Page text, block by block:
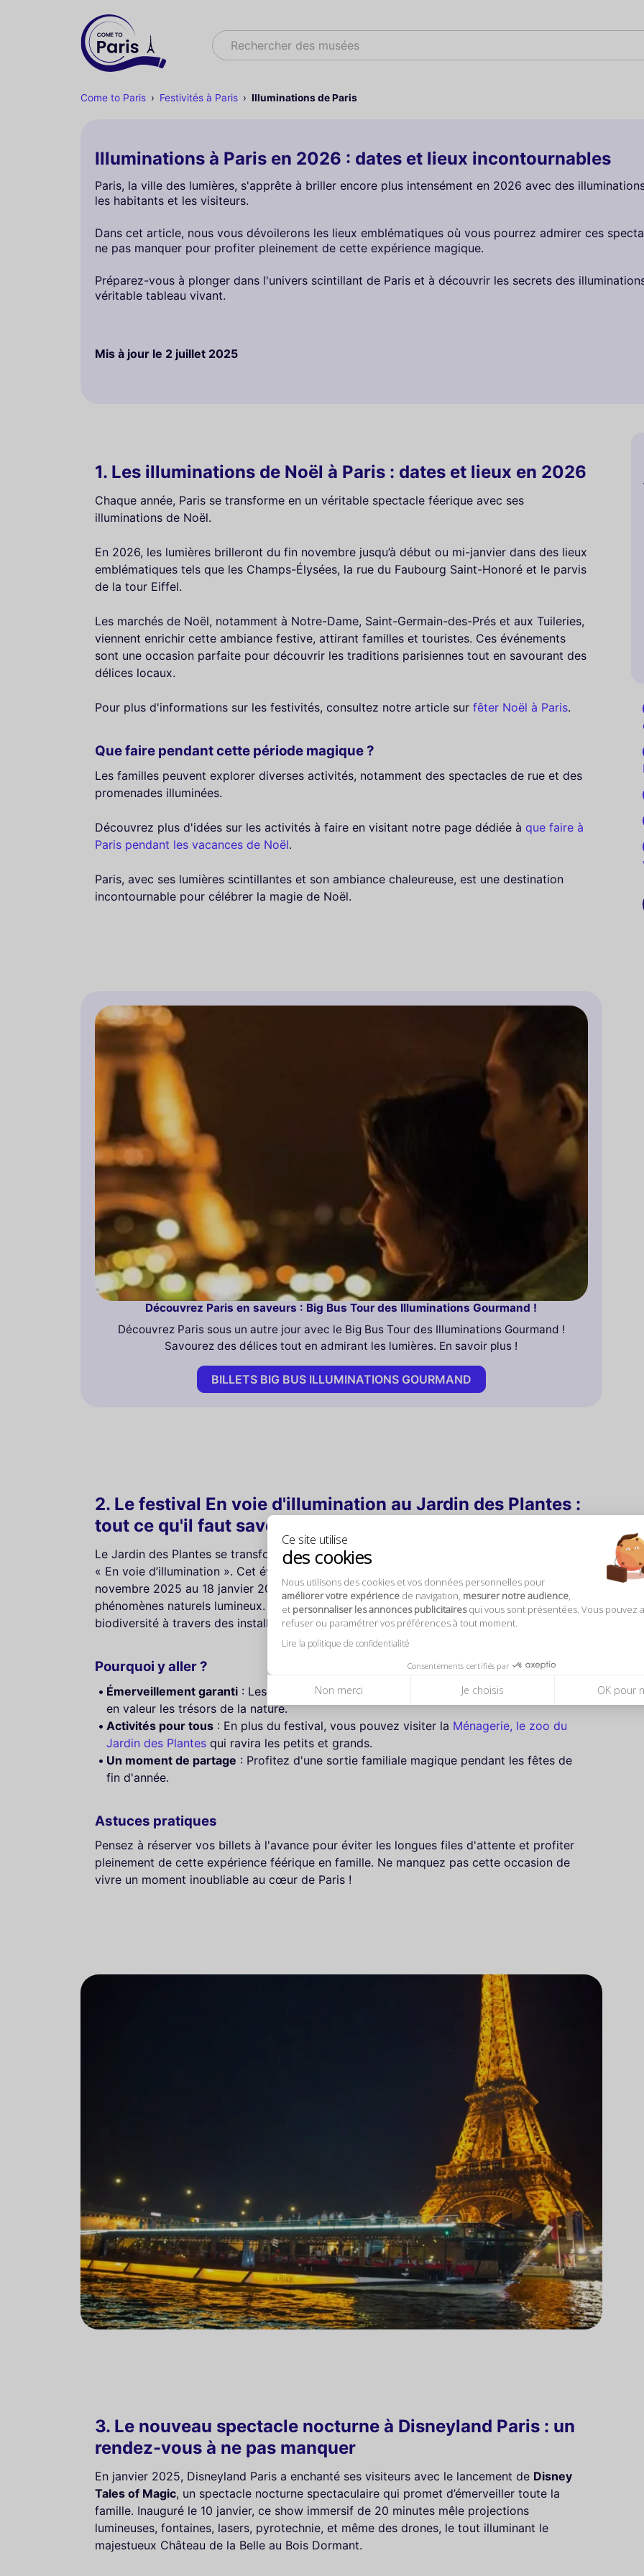
Ce site utilise
des cookies
Nous utilisons des cookies et vos données personnelles pour
améliorer votre expérience de navigation, mesurer notre audience,
et personnaliser les annonces publicitairesqui vous sont présentées. Vous pouvez
refuser ou paramétrer vos préférences à tout moment.
Lire la politique de confidentialité
Consentements certifiés par
Non merci Je choisis OK pour
Rechercher
Rechercher des musées
Come to Paris Festivités à Paris Illuminations de Paris
Illuminations à Paris en 2026 : dates et lieux incontournables
Paris, la ville des lumières, s'apprête à briller encore plus intensément en 2026 avec des
les habitants et les visiteurs.
Dans cet article, nous vous dévoilerons les lieux emblématiques où vous pourrez admirer ces
ne pas manquer pour profiter pleinement de cette expérience magique.
Préparez-vous à plonger dans l'univers scintillant de Paris et à découvrir les secrets des
véritable tableau vivant.
Mis à jour le 2 juillet 2025
1. Les illuminations de Noël à Paris : dates et lieux en 2026
Chaque année, Paris se transforme en un véritable spectacle féerique avec ses
illuminations de Noël.
En 2026, les lumières brilleront du fin novembre jusqu’à début ou mi-janvier dans des lieux
emblématiques tels que les Champs-Élysées, la rue du Faubourg Saint-Honoré et le parvis
de la tour Eiffel.
Les marchés de Noël, notamment à Notre-Dame, Saint-Germain-des-Prés et aux Tuileries,
viennent enrichir cette ambiance festive, attirant familles et touristes. Ces événements
sont une occasion parfaite pour découvrir les traditions parisiennes tout en savourant des
délices locaux.
Pour plus d'informations sur les festivités, consultez notre article sur fêter Noël à Paris.
Que faire pendant cette période magique ?
Les familles peuvent explorer diverses activités, notamment des spectacles de rue et des
promenades illuminées.
Découvrez plus d'idées sur les activités à faire en visitant notre page dédiée à que faire à
Paris pendant les vacances de Noël.
Paris, avec ses lumières scintillantes et son ambiance chaleureuse, est une destination
incontournable pour célébrer la magie de Noël.
Découvrez Paris en saveurs : Big Bus Tour des Illuminations Gourmand !
Découvrez Paris sous un autre jour avec le Big Bus Tour des Illuminations Gourmand !
Savourez des délices tout en admirant les lumières. En savoir plus !
BILLETS BIG BUS ILLUMINATIONS GOURMAND
2. Le festival En voie d'illumination au Jardin des Plantes :
tout ce qu'il faut savoir
Le Jardin des Plantes se transforme en un véritable spectacle lumineux avec le festival
« En voie d’illumination ». Cet événement incontournable, qui se déroulera du 12
novembre 2025 au 18 janvier 2026, propose un parcours enchanteur centré sur les
phénomènes naturels lumineux. C’est l’occasion idéale pour les familles de découvrir la
biodiversité à travers des installations spectaculaires.
Pourquoi y aller ?
Émerveillement garanti : Les enfants seront fascinés par les illuminations qui mettent
en valeur les trésors de la nature.
Activités pour tous : En plus du festival, vous pouvez visiter la Ménagerie, le zoo du
Jardin des Plantes qui ravira les petits et grands.
Un moment de partage : Profitez d'une sortie familiale magique pendant les fêtes de
fin d'année.
Astuces pratiques
Pensez à réserver vos billets à l'avance pour éviter les longues files d'attente et profiter
pleinement de cette expérience féérique en famille. Ne manquez pas cette occasion de
vivre un moment inoubliable au cœur de Paris !
3. Le nouveau spectacle nocturne à Disneyland Paris : un
rendez-vous à ne pas manquer
En janvier 2025, Disneyland Paris a enchanté ses visiteurs avec le lancement de Disney
Tales of Magic, un spectacle nocturne spectaculaire qui promet d’émerveiller toute la
famille. Inauguré le 10 janvier, ce show immersif de 20 minutes mêle projections
lumineuses, fontaines, lasers, pyrotechnie, et même des drones, le tout illuminant le
majestueux Château de la Belle au Bois Dormant.